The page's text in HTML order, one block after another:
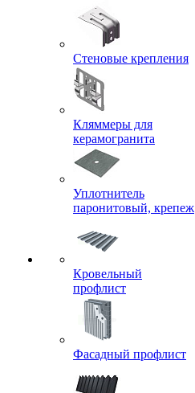
Стеновые крепления
Кляммеры для
керамогранита
Уплотнитель
паронитовый, крепеж
Кровельный
профлист
Фасадный профлист